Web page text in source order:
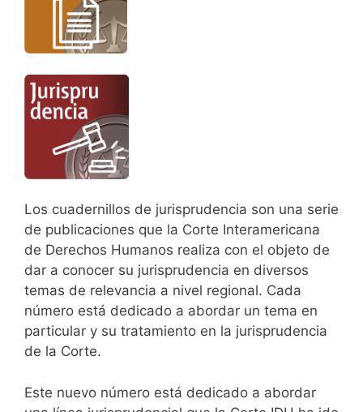
Los cuadernillos de jurisprudencia son una serie
de publicaciones que la Corte Interamericana
de Derechos Humanos realiza con el objeto de
dar a conocer su jurisprudencia en diversos
temas de relevancia a nivel regional. Cada
número está dedicado a abordar un tema en
particular y su tratamiento en la jurisprudencia
de la Corte.
Este nuevo número está dedicado a abordar